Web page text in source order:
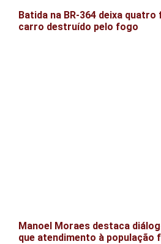
Batida na BR-364 deixa
carro destruído pelo fogo
Manoel Moraes destaca
que atendimento à população